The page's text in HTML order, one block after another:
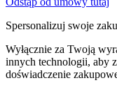
Spersonalizuj swoje
Wyłącznie za Twoją
innych technologii, aby
doświadczenie